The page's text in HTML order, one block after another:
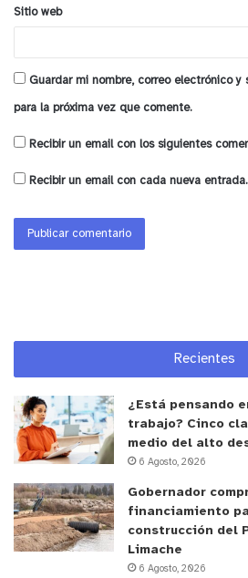
Sitio web
Guardar mi nombre, correo electrónico y
para la próxima vez que comente.
Recibir un email con los siguientes
Recibir un email con cada nueva entrada.
Recientes
¿Está pensando
trabajo? Cinco
medio del alto
6 Agosto, 2026
Gobernador
financiamiento
construcción del
Limache
6 Agosto, 2026